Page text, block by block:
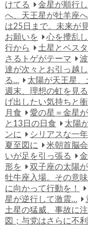
けてる
金星が順行
へ、天王星が牡羊座へ
は25日まで。未来が
お願いを
心を攪乱
行から
土星とベス
さるトゲがテーマ
達が次々とお引っ越し
る…
太陽が天王星
週末、理想の虹を見
げ出したい気持ちと
月食
愛の星＝金星
と13日の日食
太陽
ンに
シリアスな一
夏至図に
米朝首脳
いが足を引っ張る
形を
双子座の太陽
牡牛座入場。その意
に向かって行動を！
星が逆行して激震…
土星の猛威、事故に
図；与党はさらに不